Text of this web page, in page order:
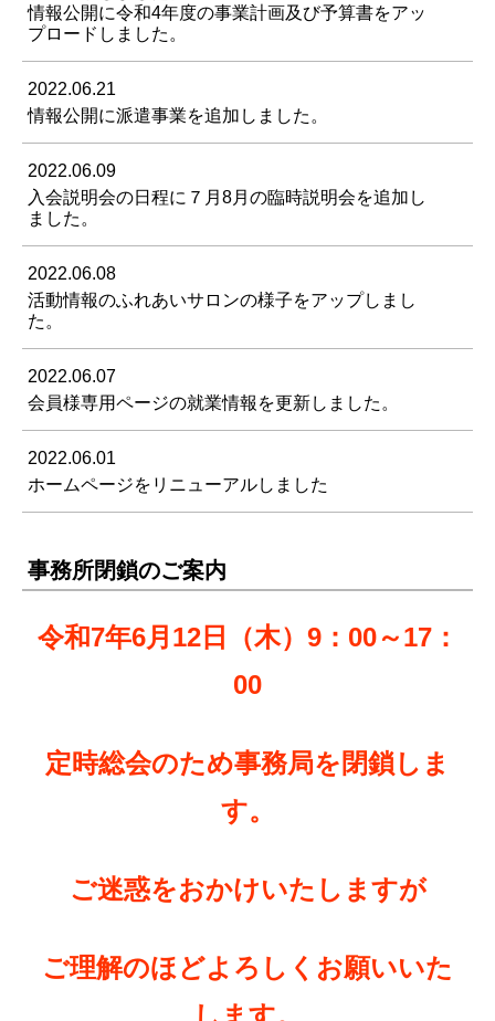
情報公開に令和4年度の事業計画及び予算書をアッ
プロードしました。
2022.06.21
情報公開に派遣事業を追加しました。
2022.06.09
入会説明会の日程に７月8月の臨時説明会を追加し
ました。
2022.06.08
活動情報のふれあいサロンの様子をアップしまし
た。
2022.06.07
会員様専用ページの就業情報を更新しました。
2022.06.01
ホームページをリニューアルしました
事務所閉鎖のご案内
令和7年6月12日（木）9：00～17：
00
定時総会のため事務局を閉鎖しま
す。
ご迷惑をおかけいたしますが
ご理解のほどよろしくお願いいた
します。